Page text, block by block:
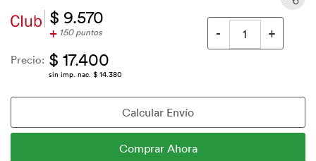
$ 9.570
+ 150 puntos
Precio: $ 17.400
sin imp. nac. $ 14.380